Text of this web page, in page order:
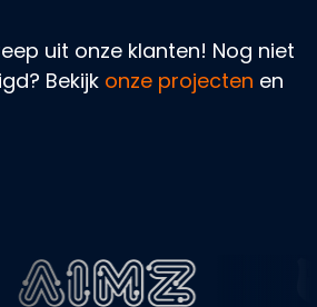
uit onze klanten! Nog niet
Bekijk onze projecten en